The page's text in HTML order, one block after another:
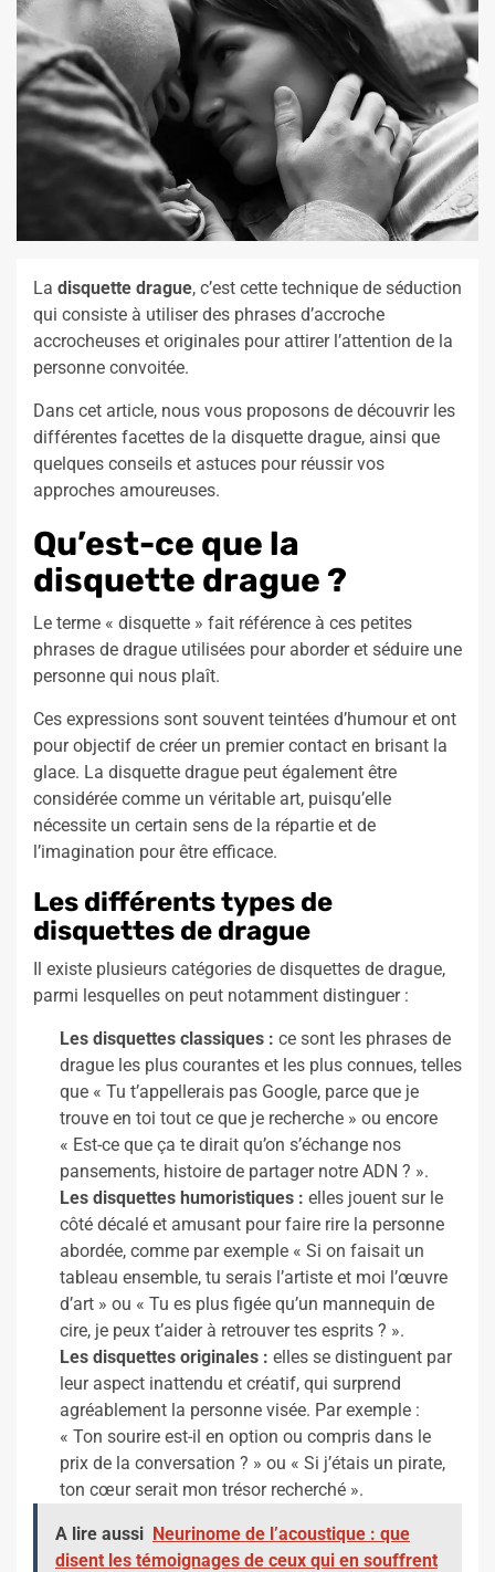
La disquette drague, c’est cette technique de séduction
qui consiste à utiliser des phrases d’accroche
accrocheuses et originales pour attirer l’attention de la
personne convoitée.
Dans cet article, nous vous proposons de découvrir les
différentes facettes de la disquette drague, ainsi que
quelques conseils et astuces pour réussir vos
approches amoureuses.
Qu’est-ce que la
disquette drague ?
Le terme « disquette » fait référence à ces petites
phrases de drague utilisées pour aborder et séduire une
personne qui nous plaît.
Ces expressions sont souvent teintées d’humour et ont
pour objectif de créer un premier contact en brisant la
glace. La disquette drague peut également être
considérée comme un véritable art, puisqu’elle
nécessite un certain sens de la répartie et de
l’imagination pour être efficace.
Les différents types de
disquettes de drague
Il existe plusieurs catégories de disquettes de drague,
parmi lesquelles on peut notamment distinguer :
Les disquettes classiques : ce sont les phrases de
drague les plus courantes et les plus connues, telles
que « Tu t’appellerais pas Google, parce que je
trouve en toi tout ce que je recherche » ou encore
« Est-ce que ça te dirait qu’on s’échange nos
pansements, histoire de partager notre ADN ? ».
Les disquettes humoristiques : elles jouent sur le
côté décalé et amusant pour faire rire la personne
abordée, comme par exemple « Si on faisait un
tableau ensemble, tu serais l’artiste et moi l’œuvre
d’art » ou « Tu es plus figée qu’un mannequin de
cire, je peux t’aider à retrouver tes esprits ? ».
Les disquettes originales : elles se distinguent par
leur aspect inattendu et créatif, qui surprend
agréablement la personne visée. Par exemple :
« Ton sourire est-il en option ou compris dans le
prix de la conversation ? » ou « Si j’étais un pirate,
ton cœur serait mon trésor recherché ».
A lire aussi Neurinome de l’acoustique : que
disent les témoignages de ceux qui en souffrent